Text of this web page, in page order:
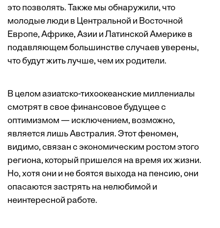
это позволять. Также мы обнаружили, что
молодые люди в Центральной и Восточной
Европе, Африке, Азии и Латинской Америке в
подавляющем большинстве случаев уверены,
что будут жить лучше, чем их родители.
В целом азиатско-тихоокеанские миллениалы
смотрят в свое финансовое будущее с
оптимизмом — исключением, возможно,
является лишь Австралия. Этот феномен,
видимо, связан с экономическим ростом этого
региона, который пришелся на время их жизни.
Но, хотя они и не боятся выхода на пенсию, они
опасаются застрять на нелюбимой и
неинтересной работе.